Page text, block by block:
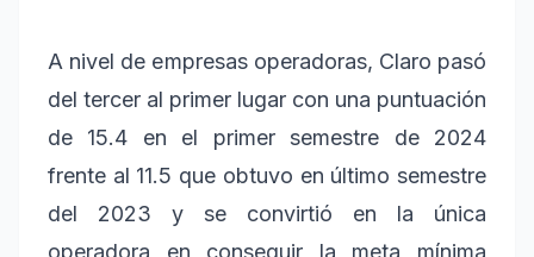
A nivel de empresas operadoras, Claro pasó
del tercer al primer lugar con una puntuación
de 15.4 en el primer semestre de 2024
frente al 11.5 que obtuvo en último semestre
del 2023 y se convirtió en la única